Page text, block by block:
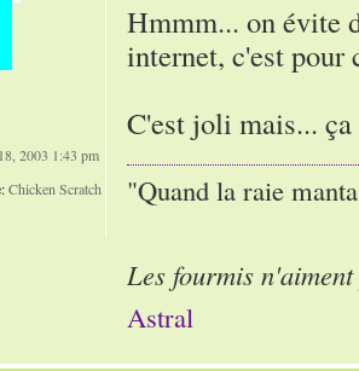
Hmmm... on évite
internet, c'est pour
C'est joli mais... ça
"Quand la raie
Les fourmis
Astral
2003 1:43 pm
Chicken Scratch